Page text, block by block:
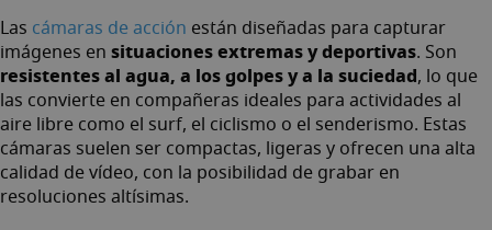
Las cámaras de acción están diseñadas para capturar
imágenes en situaciones extremas y deportivas. Son
resistentes al agua, a los golpes y a la suciedad, lo que
las convierte en compañeras ideales para actividades al
aire libre como el surf, el ciclismo o el senderismo. Estas
cámaras suelen ser compactas, ligeras y ofrecen una alta
calidad de vídeo, con la posibilidad de grabar en
resoluciones altísimas.